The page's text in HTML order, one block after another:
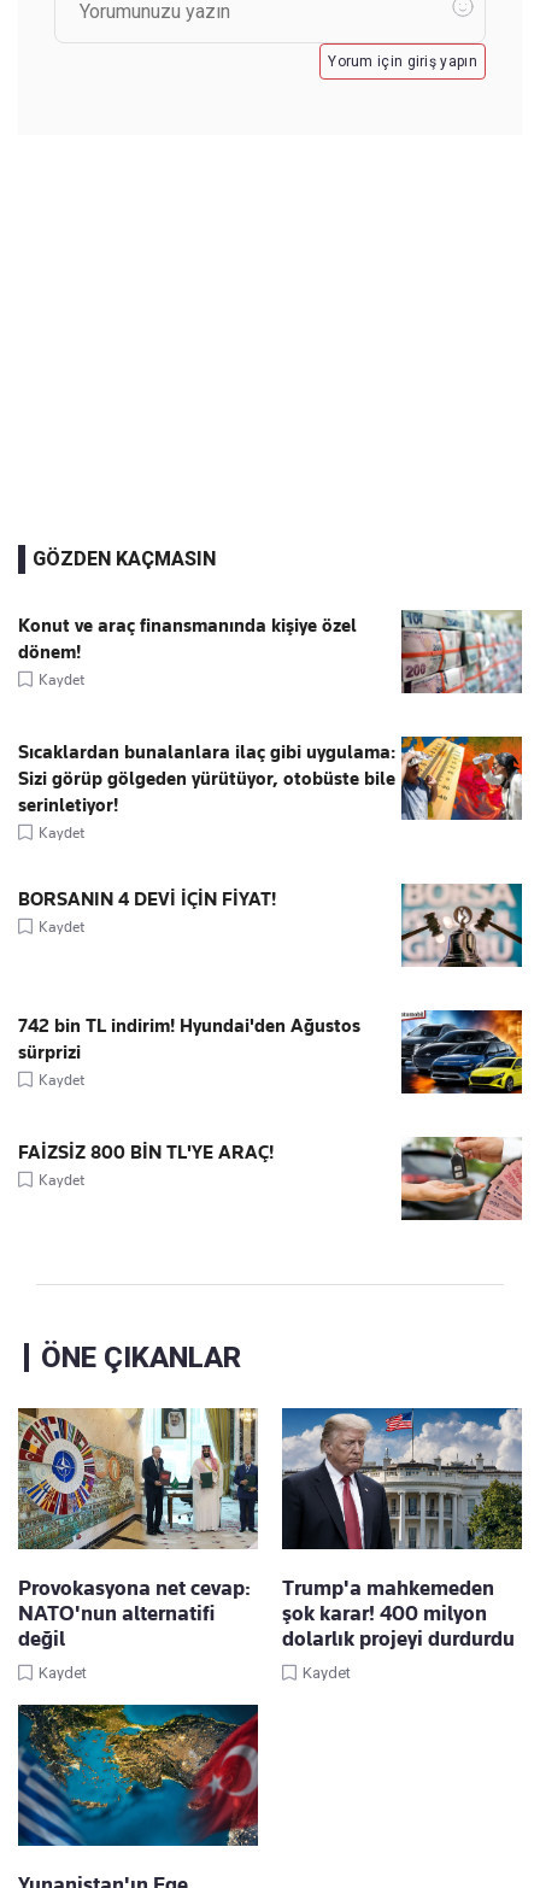
Yorum için giriş yapın
GÖZDEN KAÇMASIN
Konut ve araç finansmanında kişiye özel
dönem!
Kaydet
Sıcaklardan bunalanlara ilaç gibi uygulama:
Sizi görüp gölgeden yürütüyor, otobüste bile
serinletiyor!
Kaydet
BORSANIN 4 DEVİ İÇİN FİYAT!
Kaydet
742 bin TL indirim! Hyundai'den Ağustos
sürprizi
Kaydet
FAİZSİZ 800 BİN TL'YE ARAÇ!
Kaydet
ÖNE ÇIKANLAR
Provokasyona net cevap:
NATO'nun alternatifi
değil
Kaydet
Trump'a mahkemeden
şok karar! 400 milyon
dolarlık projeyi durdurdu
Kaydet